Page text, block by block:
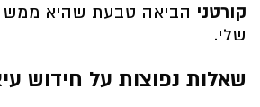
קורטני הביאה טבעת שהיא ממש
שלי.
שאלות נפוצות על חידוש